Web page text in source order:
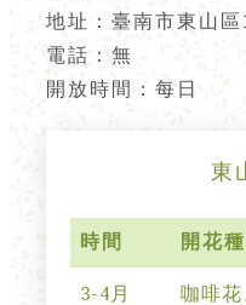
地址：臺南市東山區
電話：無
開放時間：每日
東
時間 開花
3-4月
咖啡